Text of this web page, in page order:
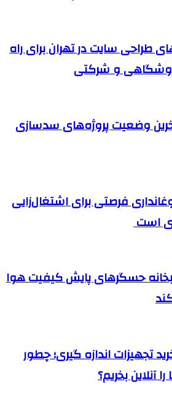
طراحی سایت در تهران برای راه
و شرکتی
وضعیت پروژه‌های سدسازی
فرصتی برای اشتغال‌زایی
است
حسگرهای پایش کیفیت هوا
تجهیزات اندازه گیری؛ چطور
آنلاین بخریم؟